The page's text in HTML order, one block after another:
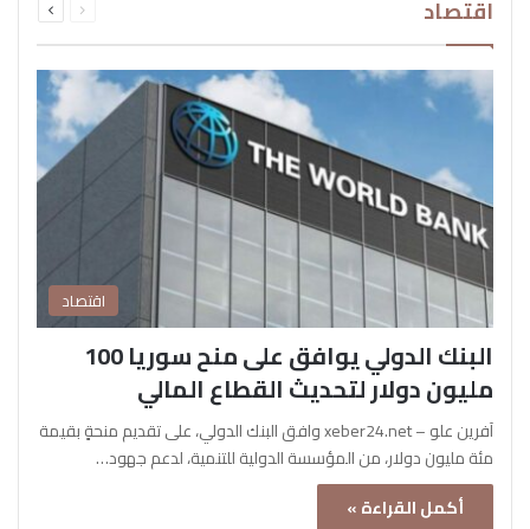
اقتصاد الصفحةالصفحة
اقتصاد
البنك الدولي يوافق على منح سوريا 100
مليون دولار لتحديث القطاع المالي
آفرين علو – xeber24.net وافق البنك الدولي، على تقديم منحةٍ بقيمة
مئة مليون دولار، من المؤسسة الدولية للتنمية، لدعم جهود…
أكمل القراءة »